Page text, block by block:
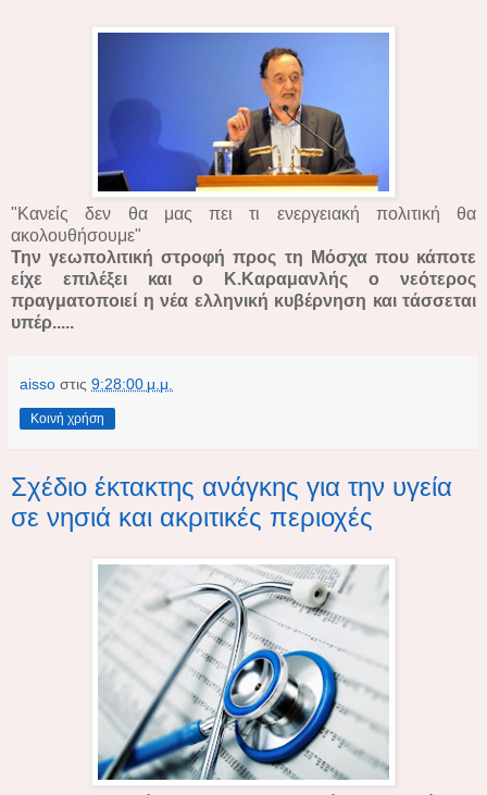
"Κανείς δεν θα μας πει τι ενεργειακή πολιτική θα
ακολουθήσουμε"
Την γεωπολιτική στροφή προς τη Μόσχα που κάποτε
είχε επιλέξει και ο Κ.Καραμανλής ο νεότερος
πραγματοποιεί η νέα ελληνική κυβέρνηση και τάσσεται
υπέρ.....
aisso στις 9:28:00 μ.μ.
Κοινή χρήση
Σχέδιο έκτακτης ανάγκης για την υγεία
σε νησιά και ακριτικές περιοχές